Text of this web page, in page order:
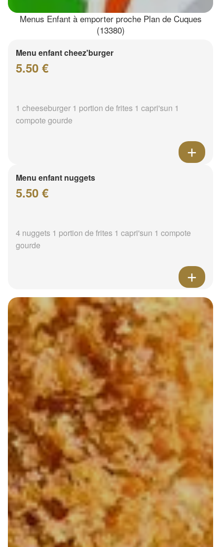
Menus Enfant à emporter proche Plan de Cuques
(13380)
Menu enfant cheez'burger
5.50 €
1 cheeseburger 1 portion de frites 1 capri'sun 1
compote gourde
Menu enfant nuggets
5.50 €
4 nuggets 1 portion de frites 1 capri'sun 1 compote
gourde